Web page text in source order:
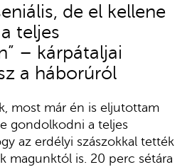
de el kellene
teljes
– kárpátaljai
a háborúról
most már én is eljutottam
gondolkodni a teljes
az erdélyi szászokkal tették
magunktól is. 20 perc sétára